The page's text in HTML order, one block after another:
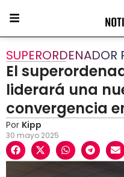
El
liderará una
convergencia
Por Kipp
30 mayo 2025